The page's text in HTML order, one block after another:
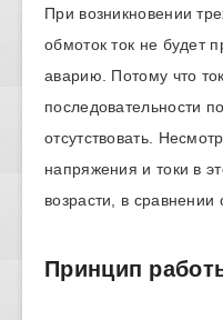
При возникновении
обмоток ток не будет
аварию. Потому что
последовательности
отсутствовать.
напряжения и токи в
возрасти, в
Принцип